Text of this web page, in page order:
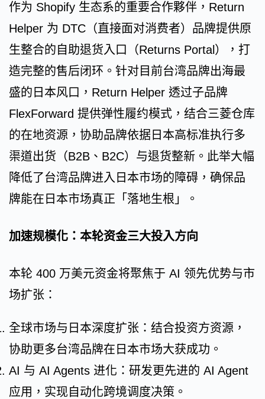
作为 Shopify 生态系的重要合作夥伴，Return
Helper 为 DTC（直接面对消费者）品牌提供原
生整合的自助退货入口（Returns Portal），打
造完整的售后闭环。针对目前台湾品牌出海最
盛的日本风口，Return Helper 透过子品牌
FlexForward 提供弹性履约模式，结合三菱仓库
的在地资源，协助品牌依据日本高标准执行多
渠道出货（B2B、B2C）与退货整新。此举大幅
降低了台湾品牌进入日本市场的障碍，确保品
牌能在日本市场真正「落地生根」。
加速规模化：本轮资金三大投入方向
本轮 400 万美元资金将聚焦于 AI 领先优势与市
场扩张：
全球市场与日本深度扩张：结合投资方资源，
协助更多台湾品牌在日本市场大获成功。
AI 与 AI Agents 进化：研发更先进的 AI Agent
应用，实现自动化跨境调度决策。